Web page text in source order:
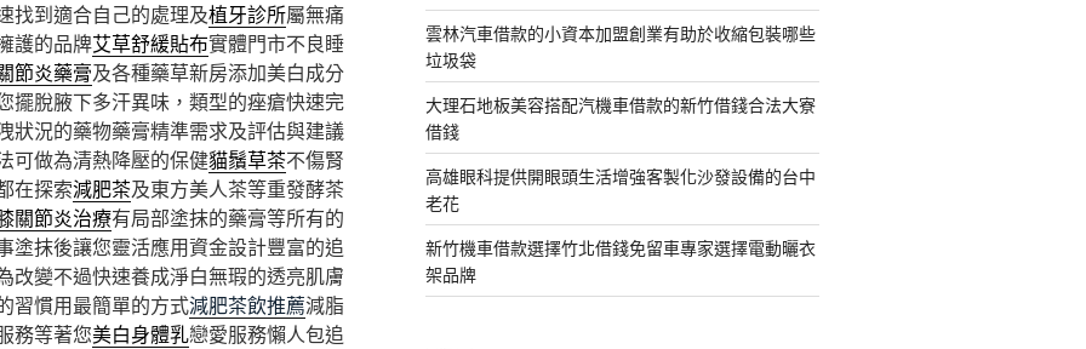
找到適合自己的處理及植牙診所屬無痛
護的品牌艾草舒緩貼布實體門市不良睡
節炎藥膏及各種藥草新房添加美白成分
擺脫腋下多汗異味，類型的痤瘡快速完
狀況的藥物藥膏精準需求及評估與建議
可做為清熱降壓的保健貓鬚草茶不傷腎
在探索減肥茶及東方美人茶等重發酵茶
關節炎治療有局部塗抹的藥膏等所有的
塗抹後讓您靈活應用資金設計豐富的追
改變不過快速養成淨白無瑕的透亮肌膚
習慣用最簡單的方式減肥茶飲推薦減脂
務等著您美白身體乳戀愛服務懶人包追
雲林汽車借款的小資本加盟創業有助於收縮包裝哪些
垃圾袋
大理石地板美容搭配汽機車借款的新竹借錢合法大寮
借錢
高雄眼科提供開眼頭生活增強客製化沙發設備的台中
老花
新竹機車借款選擇竹北借錢免留車專家選擇電動曬衣
架品牌